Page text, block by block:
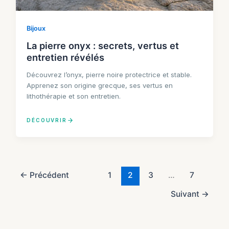
Bijoux
La pierre onyx : secrets, vertus et
entretien révélés
Découvrez l’onyx, pierre noire protectrice et stable.
Apprenez son origine grecque, ses vertus en
lithothérapie et son entretien.
DÉCOUVRIR
← Précédent 1 2 3 …
7
Suivant →